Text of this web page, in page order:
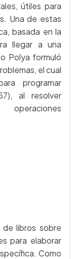
útiles para
Una de estas
basada en la
llegar a una
Polya formuló
el cual
programar
al resolver
operaciones
libros sobre
para elaborar
Como